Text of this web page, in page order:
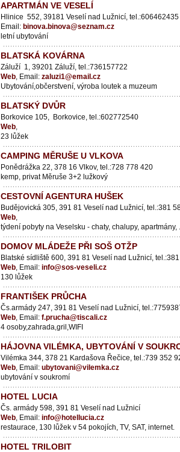
APARTMÁN VE VESELÍ
Hlinice 552, 39181 Veselí nad Lužnicí, tel.:606462435
Email: binova.binova@seznam.cz
letní ubytování
BLATSKÁ KOVÁRNA
Záluží 1, 39201 Záluží, tel.:736157722
Web, Email: zaluzi1@email.cz
Ubytování,občerstvení, výroba loutek a muzeum
BLATSKÝ DVŮR
Borkovice 105, Borkovice, tel.:602772540
Web,
23 lůžek
CAMPING MĚRUŠE U VLKOVA
Ponědrážka 22, 378 16 Vlkov, tel.:728 778 420
kemp, privat Měruše 3+2 lužkový
CESTOVNÍ AGENTURA HUŠEK
Budějovická 305, 391 81 Veselí nad Lužnicí, tel.:381
Web,
týdení pobyty na Veselsku - chaty, chalupy, apartmány,
DOMOV MLÁDEŽE PŘI SOŠ OTŽP
Blatské sídliště 600, 391 81 Veselí nad Lužnicí,
Web, Email: info@sos-veseli.cz
130 lůžek
FRANTIŠEK PRŮCHA
Čs.armády 247, 391 81 Veselí nad Lužnicí,
Web, Email: f.prucha@tiscali.cz
4 osoby,zahrada,gril,WIFI
HÁJOVNA VILÉMKA, UBYTOVÁNÍ V
Vilémka 344, 378 21 Kardašova Řečice, tel.:739 352
Web, Email: ubytovani@vilemka.cz
ubytování v soukromí
HOTEL LUCIA
Čs. armády 598, 391 81 Veselí nad Lužnicí
Web, Email: info@hotellucia.cz
restaurace, 130 lůžek v 54 pokojích, TV, SAT, internet.
HOTEL TRILOBIT